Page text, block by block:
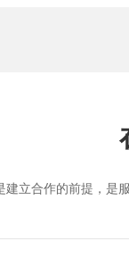
建立合作的前提，是